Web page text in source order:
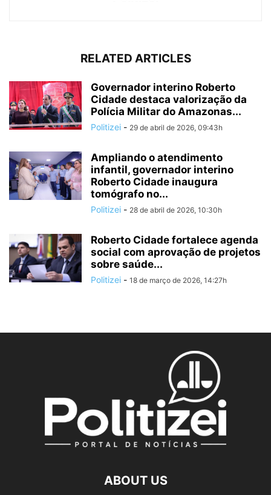
RELATED ARTICLES
Governador interino Roberto
Cidade destaca valorização da
Polícia Militar do Amazonas...
Politizei - 29 de abril de 2026, 09:43h
Ampliando o atendimento
infantil, governador interino
Roberto Cidade inaugura
tomógrafo no...
Politizei - 28 de abril de 2026, 10:30h
Roberto Cidade fortalece agenda
social com aprovação de projetos
sobre saúde...
Politizei - 18 de março de 2026, 14:27h
ABOUT US